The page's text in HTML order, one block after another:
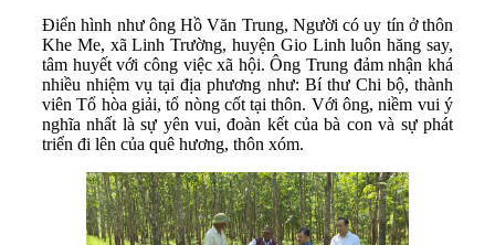
Điển hình như ông Hồ Văn Trung, Người có uy tín ở thôn
Khe Me, xã Linh Trường, huyện Gio Linh luôn hăng say,
tâm huyết với công việc xã hội. Ông Trung đảm nhận khá
nhiều nhiệm vụ tại địa phương như: Bí thư Chi bộ, thành
viên Tổ hòa giải, tổ nòng cốt tại thôn. Với ông, niềm vui ý
nghĩa nhất là sự yên vui, đoàn kết của bà con và sự phát
triển đi lên của quê hương, thôn xóm.